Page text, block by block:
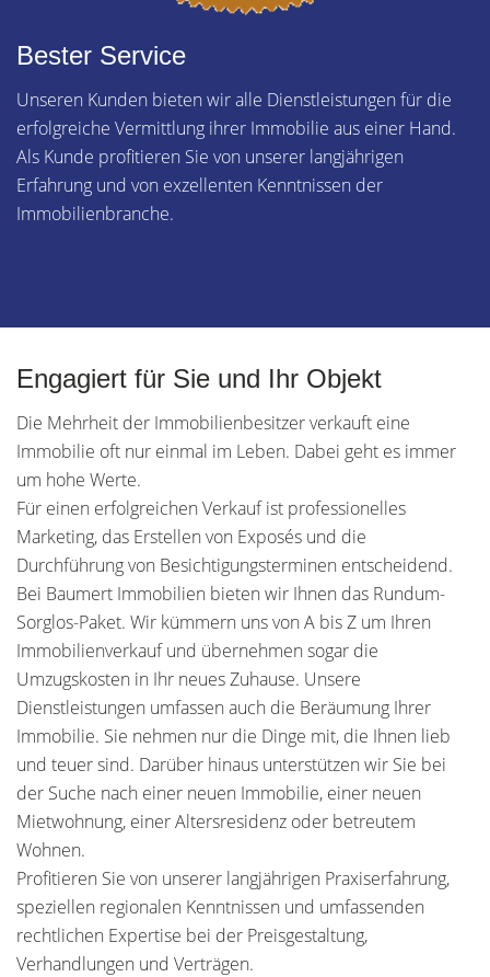
Bester Service
Unseren Kunden bieten wir alle Dienstleistungen für die
erfolgreiche Vermittlung ihrer Immobilie aus einer Hand.
Als Kunde profitieren Sie von unserer langjährigen
Erfahrung und von exzellenten Kenntnissen der
Immobilienbranche.
Engagiert für Sie und Ihr Objekt
Die Mehrheit der Immobilienbesitzer verkauft eine
Immobilie oft nur einmal im Leben. Dabei geht es immer
um hohe Werte.
Für einen erfolgreichen Verkauf ist professionelles
Marketing, das Erstellen von Exposés und die
Durchführung von Besichtigungsterminen entscheidend.
Bei Baumert Immobilien bieten wir Ihnen das Rundum-
Sorglos-Paket. Wir kümmern uns von A bis Z um Ihren
Immobilienverkauf und übernehmen sogar die
Umzugskosten in Ihr neues Zuhause. Unsere
Dienstleistungen umfassen auch die Beräumung Ihrer
Immobilie. Sie nehmen nur die Dinge mit, die Ihnen lieb
und teuer sind. Darüber hinaus unterstützen wir Sie bei
der Suche nach einer neuen Immobilie, einer neuen
Mietwohnung, einer Altersresidenz oder betreutem
Wohnen.
Profitieren Sie von unserer langjährigen Praxiserfahrung,
speziellen regionalen Kenntnissen und umfassenden
rechtlichen Expertise bei der Preisgestaltung,
Verhandlungen und Verträgen.